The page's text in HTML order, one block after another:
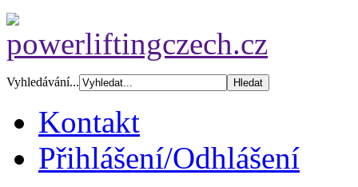
Vyhledávání...
Kontakt
Přihlášení/Odhlášení